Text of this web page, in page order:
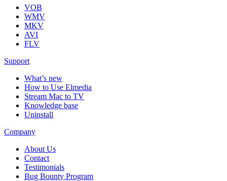
VOB
WMV
MKV
AVI
FLV
Support
What’s new
How to Use Elmedia
Stream Mac to TV
Knowledge base
Uninstall
Company
About Us
Contact
Testimonials
Bug Bounty Program